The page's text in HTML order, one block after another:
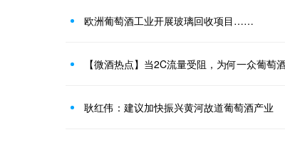
欧洲葡萄酒工业开展玻璃回收项目……
【微酒热点】当2C流量受阻，为何一众葡萄
耿红伟：建议加快振兴黄河故道葡萄酒产业